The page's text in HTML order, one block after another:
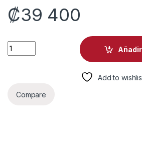
₡39 400
HEADSET GAMING LOGITECH
Add to
Compare